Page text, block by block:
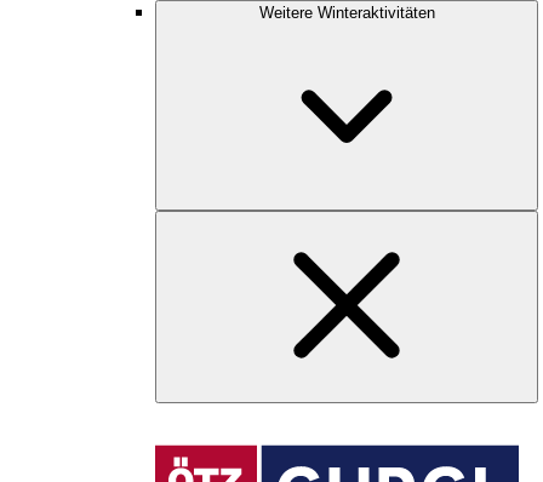
Weitere Winteraktivitäten